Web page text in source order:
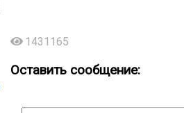
1431165
Оставить сообщение: